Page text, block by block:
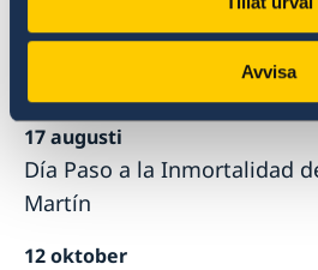
Avvisa
9 juli
Día de la Independencia
17 augusti
Día Paso a la Inmortalidad
Martín
12 oktober